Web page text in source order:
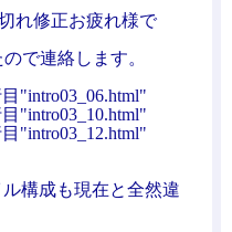
れ修正お疲れ様で
で連絡します。
"intro03_06.html"
"intro03_10.html"
"intro03_12.html"
構成も現在と全然違